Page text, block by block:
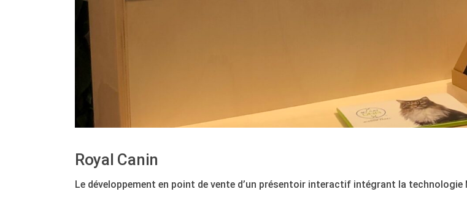
Royal Canin
Le développement en point de vente d’un présentoir interactif intégrant la technologie